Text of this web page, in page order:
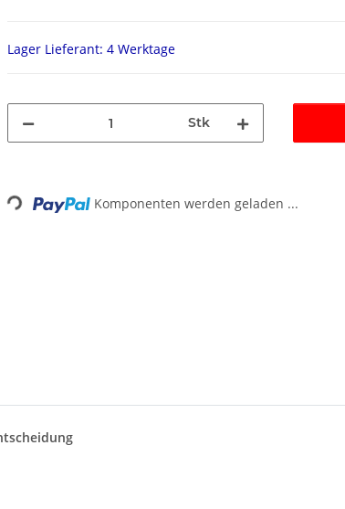
Lager Lieferant: 4 Werktage
Stk
Loading... Komponenten werden geladen ...